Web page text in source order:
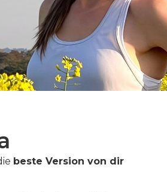
beste Version von dir